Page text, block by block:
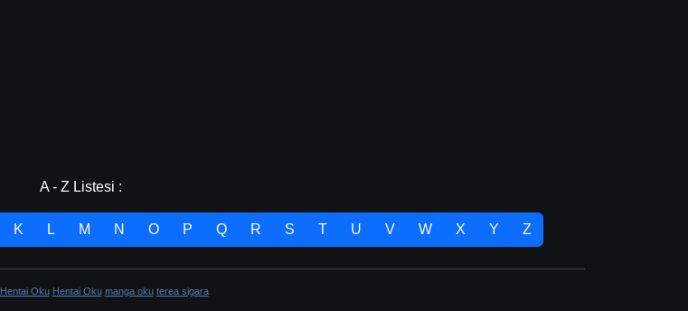
A - Z Listesi :
K L M N O P Q R S T U V W X Y Z
Hentai Oku Hentai Oku manga oku terea sigara